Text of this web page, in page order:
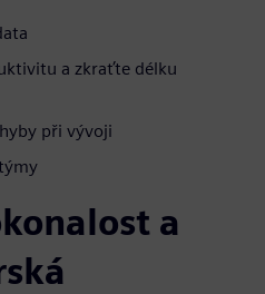
a zkraťte délku
při vývoji
a